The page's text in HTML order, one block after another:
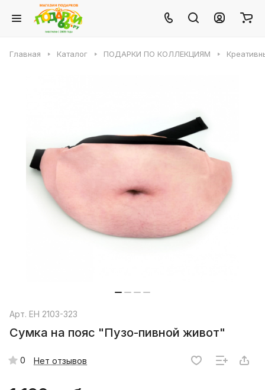
Главная Каталог ПОДАРКИ ПО КОЛЛЕКЦИЯМ
Арт. EH 2103-323
Сумка на пояс "Пузо-пивной живот"
0 Нет отзывов